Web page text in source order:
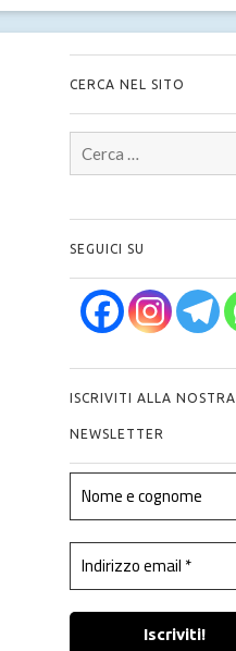
CERCA NEL SITO
per:
SEGUICI SU
ISCRIVITI ALLA NOSTRA
NEWSLETTER